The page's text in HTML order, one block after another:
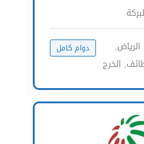
الخرج
دوام كامل